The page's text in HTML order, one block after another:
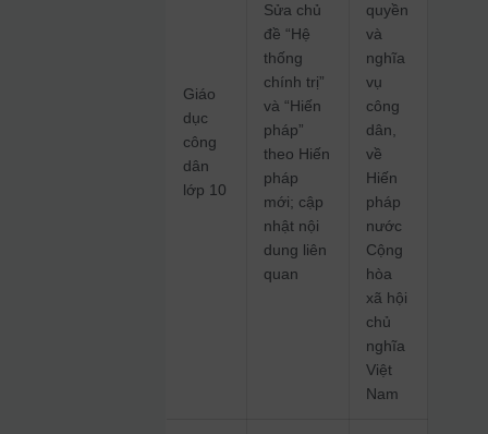
Giáo
dục
công
dân
lớp 10
Sửa chủ
đề “Hệ
thống
chính trị”
và “Hiến
pháp”
theo Hiến
pháp
mới; cập
nhật nội
dung liên
quan
quyền
và
nghĩa
vụ
công
dân,
về
Hiến
pháp
nước
Cộng
hòa
xã hội
chủ
nghĩa
Việt
Nam